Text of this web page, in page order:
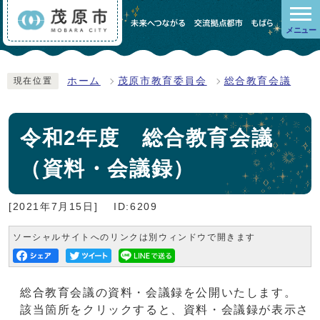
メニュー
現在位置 ホーム 茂原市教育委員会 総合教育会議
令和2年度 総合教育会議
（資料・会議録）
[2021年7月15日] ID:6209
ソーシャルサイトへのリンクは別ウィンドウで開きます
総合教育会議の資料・会議録を公開いたします。
該当箇所をクリックすると、資料・会議録が表示さ